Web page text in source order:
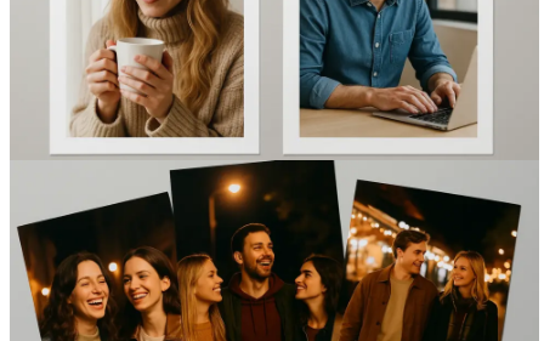
Вакансии
О компании
Написать директору
Портфолио
Франшиза
Контакты